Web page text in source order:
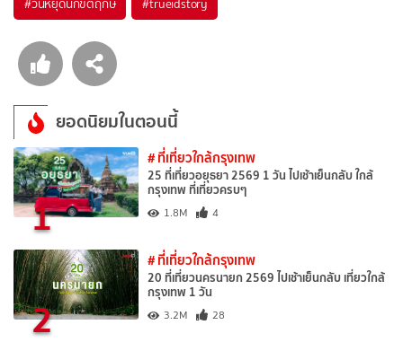
#วันหยุดนักขัตฤกษ์ #trueidstory
ยอดนิยมในตอนนี้
1
# ที่เที่ยวใกล้กรุงเทพ
25 ที่เที่ยวอยุธยา 2569 1 วัน ไปเช้าเย็นกลับ ใกล้
กรุงเทพ ที่เที่ยวครบๆ
1.8M 4
2
# ที่เที่ยวใกล้กรุงเทพ
20 ที่เที่ยวนครนายก 2569 ไปเช้าเย็นกลับ เที่ยวใกล้
กรุงเทพ 1 วัน
3.2M 28